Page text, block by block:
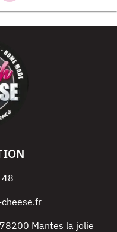
78200 Mantes la jolie